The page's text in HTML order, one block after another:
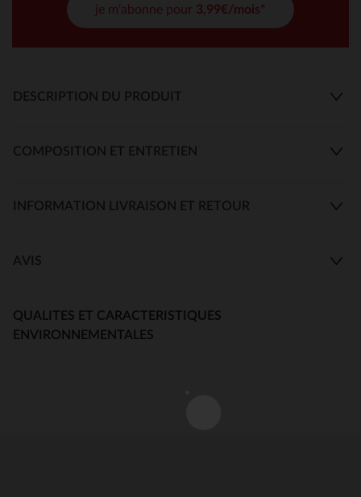
je m'abonne pour 3,99€/mois*
DESCRIPTION DU PRODUIT
COMPOSITION ET ENTRETIEN
INFORMATION LIVRAISON ET RETOUR
AVIS
QUALITES ET CARACTERISTIQUES
ENVIRONNEMENTALES